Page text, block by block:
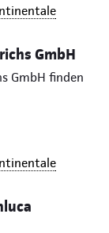
GmbH
GmbH finden